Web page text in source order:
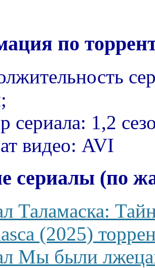
по
сериала: 1,2
видео: AVI
сериалы (по
Таламаска:
(2025)
Мы были